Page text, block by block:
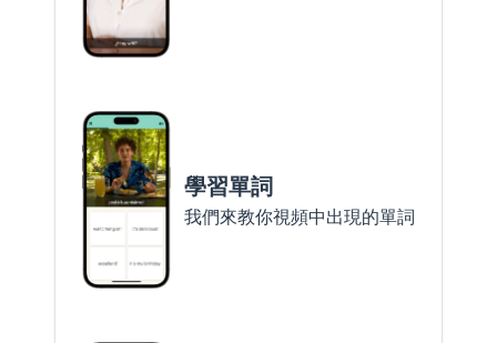
學習單詞
我們來教你視頻中出現的單詞